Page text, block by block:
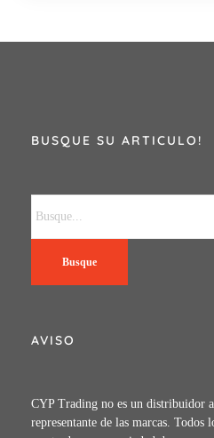
BUSQUE SU ARTICULO!
Busque
AVISO
CYP Trading no es un distribuidor
representante de las marcas. Todos